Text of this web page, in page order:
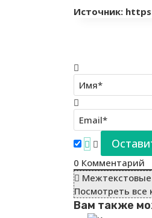
Источник:
0 Комментарий
Посмотреть
Вам также